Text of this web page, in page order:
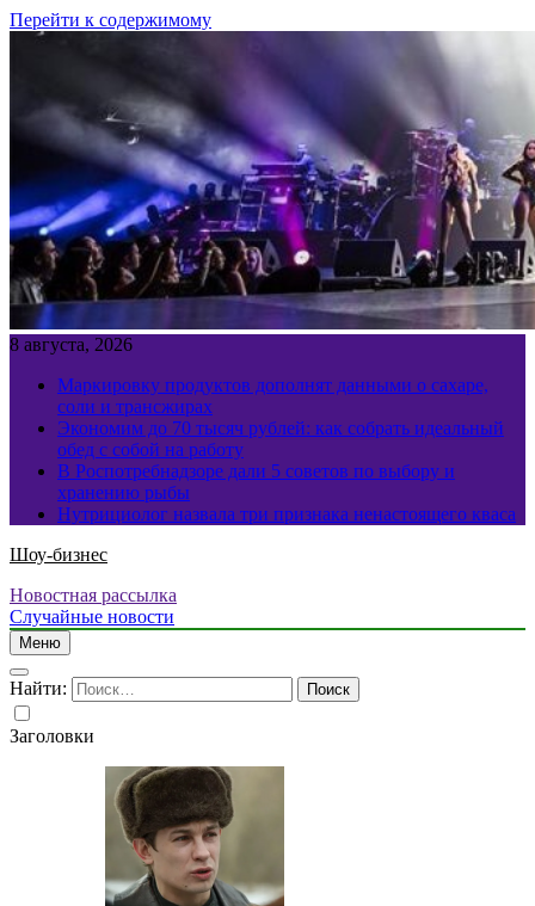
Перейти к содержимому
8 августа, 2026
Маркировку продуктов дополнят данными о сахаре,
соли и трансжирах
Экономим до 70 тысяч рублей: как собрать идеальный
обед с собой на работу
В Роспотребнадзоре дали 5 советов по выбору и
хранению рыбы
Нутрициолог назвала три признака ненастоящего кваса
Шоу-бизнес
Новостная рассылка
Случайные новости
Меню
Найти:
Заголовки